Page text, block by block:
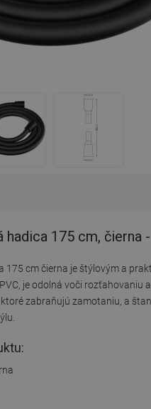
hadica 175 cm, čierna
175 cm čierna je štýlovým a
je odolná voči
zabraňujú zamotaniu, a